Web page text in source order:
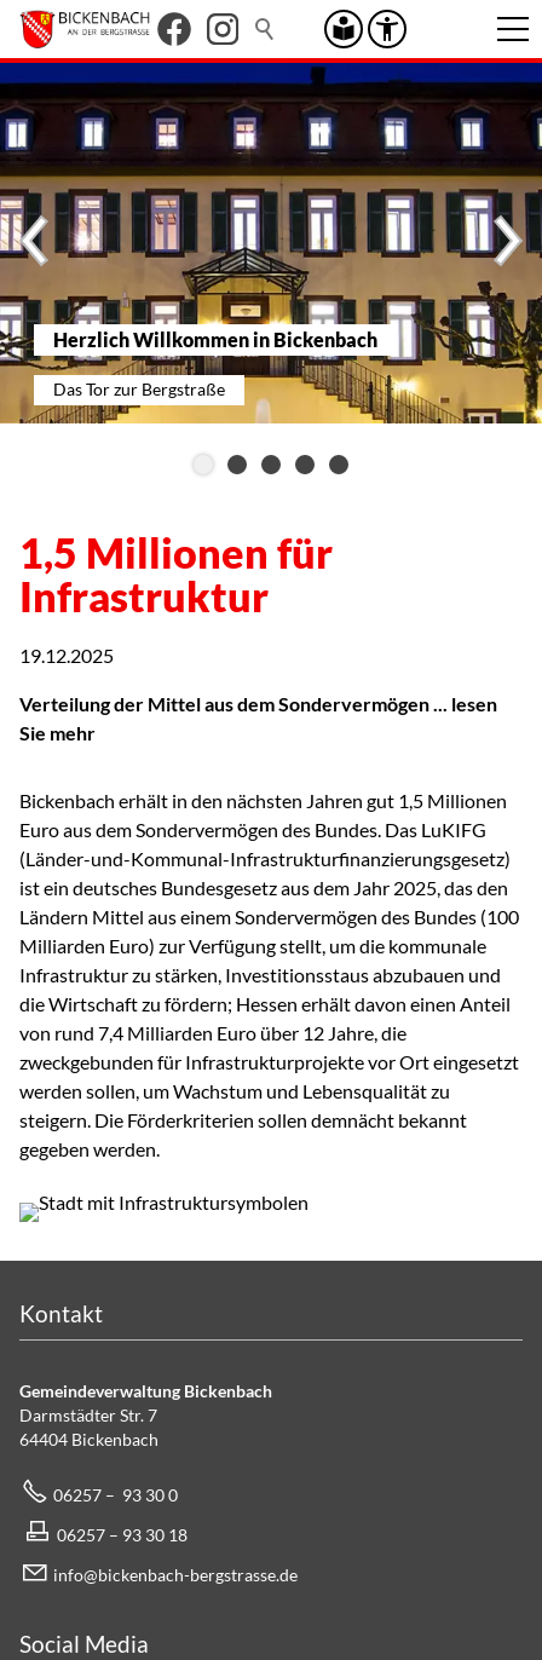
Herzlich Willkommen in Bickenbach
Das Tor zur Bergstraße
1,5 Millionen für
Infrastruktur
19.12.2025
Verteilung der Mittel aus dem Sondervermögen ... lesen
Sie mehr
Bickenbach erhält in den nächsten Jahren gut 1,5 Millionen
Euro aus dem Sondervermögen des Bundes. Das LuKIFG
(Länder-und-Kommunal-Infrastrukturfinanzierungsgesetz)
ist ein deutsches Bundesgesetz aus dem Jahr 2025, das den
Ländern Mittel aus einem Sondervermögen des Bundes (100
Milliarden Euro) zur Verfügung stellt, um die kommunale
Infrastruktur zu stärken, Investitionsstaus abzubauen und
die Wirtschaft zu fördern; Hessen erhält davon einen Anteil
von rund 7,4 Milliarden Euro über 12 Jahre, die
zweckgebunden für Infrastrukturprojekte vor Ort eingesetzt
werden sollen, um Wachstum und Lebensqualität zu
steigern. Die Förderkriterien sollen demnächt bekannt
gegeben werden.
Kontakt
Gemeindeverwaltung Bickenbach
Darmstädter Str. 7
64404 Bickenbach
06257 – 93 30 0
06257 – 93 30 18
info@bickenbach-bergstrasse.de
Social Media